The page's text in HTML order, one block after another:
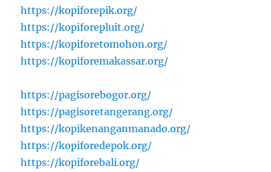
https://kopiforepik.org/
https://kopiforepluit.org/
https://kopiforetomohon.org/
https://kopiforemakassar.org/
https://pagisorebogor.org/
https://pagisoretangerang.org/
https://kopikenanganmanado.org/
https://kopiforedepok.org/
https://kopiforebali.org/